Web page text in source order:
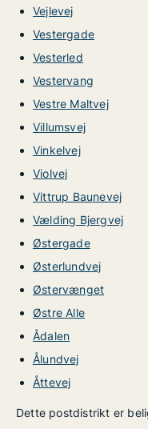
Vejlevej
Vestergade
Vesterled
Vestervang
Vestre Maltvej
Villumsvej
Vinkelvej
Violvej
Vittrup Baunevej
Vælding Bjergvej
Østergade
Østerlundvej
Østervænget
Østre Alle
Ådalen
Ålundvej
Åttevej
Dette postdistrikt er